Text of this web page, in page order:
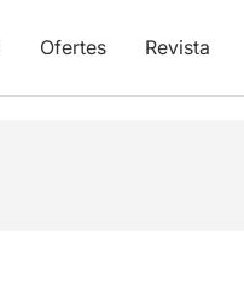
Ofertes Revista